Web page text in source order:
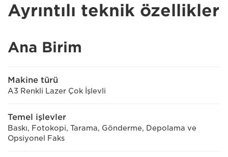
Ayrıntılı teknik özellikler
Ana Birim
Makine türü
A3 Renkli Lazer Çok İşlevli
Temel işlevler
Baskı, Fotokopi, Tarama, Gönderme, Depolama ve
Opsiyonel Faks